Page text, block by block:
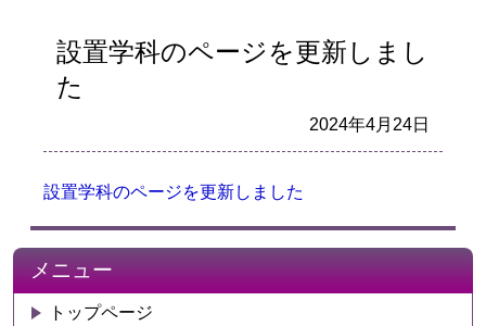
設置学科のページを更新しまし
た
2024年4月24日
設置学科のページを更新しました
メニュー
トップページ